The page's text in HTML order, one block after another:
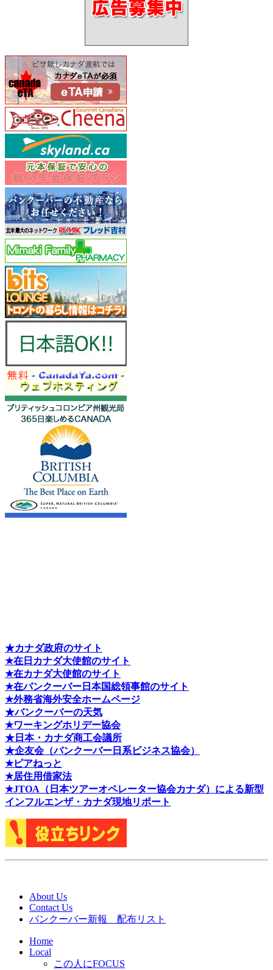
★カナダ政府のサイト
★在日カナダ大使館のサイト
★在カナダ大使館のサイト
★在バンクーバー日本国総領事館のサイト
★外務省海外安全ホームページ
★バンクーバーの天気
★ワーキングホリデー協会
★日本・カナダ商工会議所
★企友会（バンクーバー日系ビジネス協会）
★ピアねっと
★居住用借家法
★JTOA（日本ツアーオペレーター協会カナダ）による新型
インフルエンザ・カナダ現地リポート
About Us
Contact Us
バンクーバー新報 配布リスト
Home
Local
この人にFOCUS